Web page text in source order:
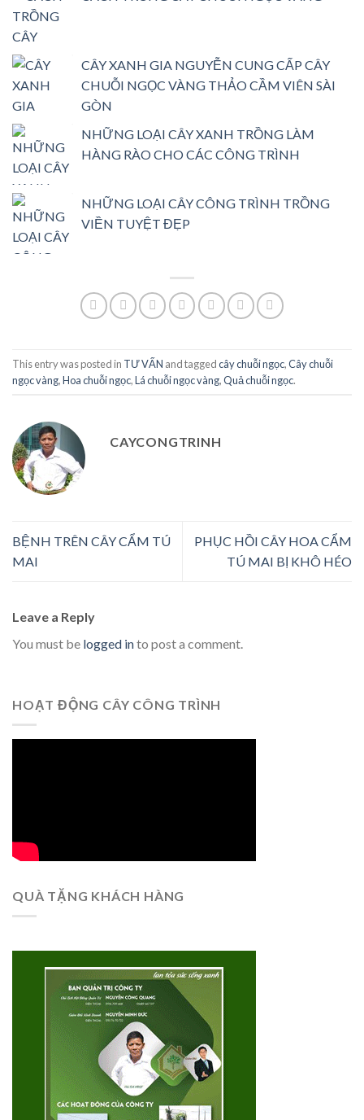
CÂY XANH GIA NGUYỄN CUNG CẤP CÂY
CHUỖI NGỌC VÀNG THẢO CẦM VIÊN SÀI
GÒN
NHỮNG LOẠI CÂY XANH TRỒNG LÀM
HÀNG RÀO CHO CÁC CÔNG TRÌNH
NHỮNG LOẠI CÂY CÔNG TRÌNH TRỒNG
VIỀN TUYỆT ĐẸP
This entry was posted in TƯ VẤN and taggedcây chuỗi ngọc,Cây chuỗi
ngọc vàng,Hoa chuỗi ngọc,Lá chuỗi ngọc vàng,Quả chuỗi ngọc.
CAYCONGTRINH
BỆNH TRÊN CÂY CẨM TÚ
MAI
PHỤC HỒI CÂY HOA CẨM
TÚ MAI BỊ KHÔ HÉO
Leave a Reply
You must be logged into post a comment.
HOẠT ĐỘNG CÂY CÔNG TRÌNH
QUÀ TẶNG KHÁCH HÀNG